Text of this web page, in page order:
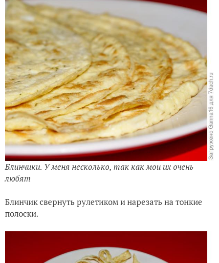
Блинчики. У меня несколько, так как мои их очень
любят
Блинчик свернуть рулетиком и нарезать на тонкие
полоски.